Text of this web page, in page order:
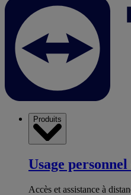
Produits
Usage
Accès et assistance à